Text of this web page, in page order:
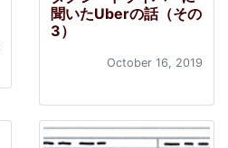
聞いたUberの話（その
3）
October 16, 2019